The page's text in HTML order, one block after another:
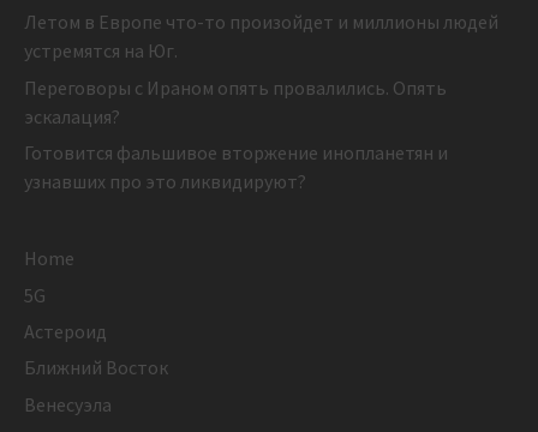
Летом в Европе что-то произойдет и миллионы людей
устремятся на Юг.
Переговоры с Ираном опять провалились. Опять
эскалация?
Готовится фальшивое вторжение инопланетян и
узнавших про это ликвидируют?
Home
5G
Астероид
Ближний Восток
Венесуэла